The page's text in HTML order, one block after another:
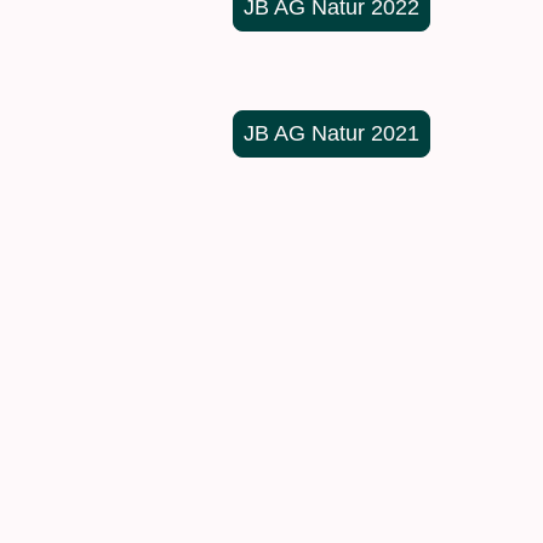
JB AG Natur 2022
JB AG Natur 2021